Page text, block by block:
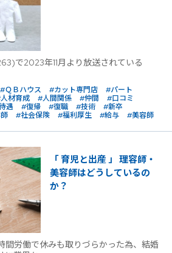
で2023年11月より放送されている
#ＱＢハウス #カット専門店
#パート
材育成 #人間関係 #仲間
#口コミ
遇 #復帰 #復職 #技術
#新卒
#社会保険 #福利厚生 #給与 #美容師
「 育児と出産 」 理容師・
美容師はどうしているの
か？
間労働で休みも取りづらかった為、結婚